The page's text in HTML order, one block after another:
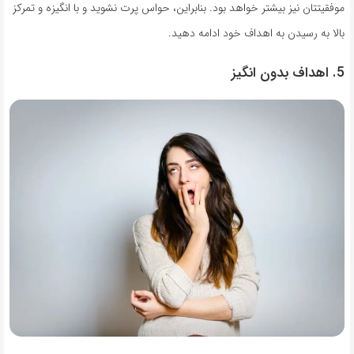
موفقیتتان نیز بیشتر خواهد بود. بنابراین، حواس پرت نشوید و با انگیزه و تمرکز
بالا به رسیدن به اهداف خود ادامه دهید.
5. اهداف بدون انگیز